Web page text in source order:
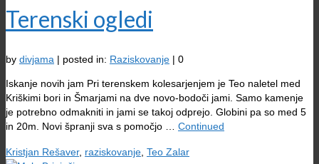
Terenski ogledi
by divjama | posted in: Raziskovanje | 0
Iskanje novih jam Pri terenskem kolesarjenjem je Teo naletel med
Kriškimi bori in Šmarjami na dve novo-bodoči jami. Samo kamenje
je potrebno odmakniti in jami se takoj odprejo. Globini pa so med 5
in 20m. Novi špranji sva s pomočjo … Continued
Kristjan Rešaver, raziskovanje Teo Zalar